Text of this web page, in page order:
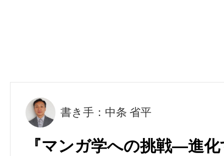
書き手：中条 省平
『マンガ学への挑戦―進